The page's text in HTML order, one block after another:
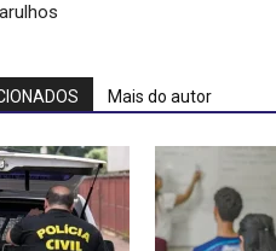
Mais do autor